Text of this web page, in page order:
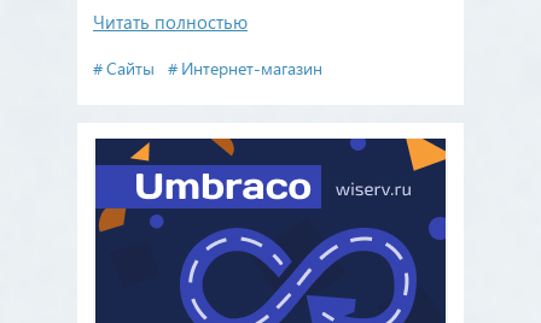
Читать полностью
Сайты Интернет-магазин